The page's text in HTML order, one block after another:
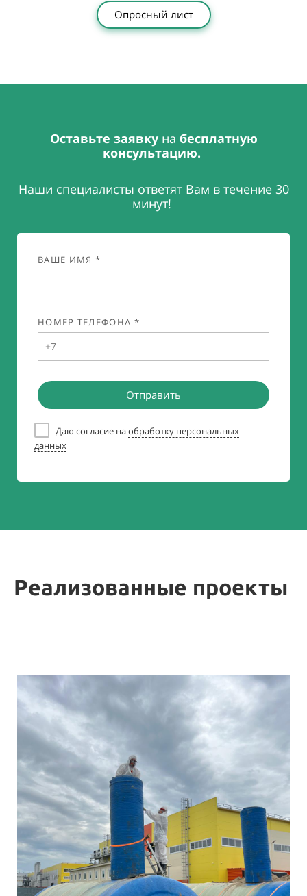
Опросный лист
Оставьте заявкуна бесплатную
консультацию.
Наши специалисты ответят Вам в течение 30
минут!
ВАШЕ ИМЯ *
НОМЕР ТЕЛЕФОНА *
Отправить
Даю согласие наобработку персональных
данных
Реализованные проекты